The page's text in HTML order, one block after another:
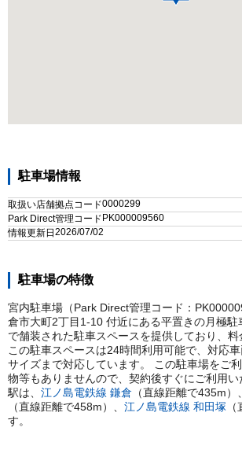
駐車場情報
取扱い店舗拠点コード0000299
Park Direct管理コード PK000009560
情報更新日 2026/07/02
駐車場の特徴
宮内駐車場（Park Direct管理コード：
倉市大町2丁目1-10 付近にある平置きの月極駐
で舗装された駐車スペースを提供しており、料
この駐車スペースは24時間利用可能で、対応
サイズまで対応しています。 この駐車場をご
物等もありませんので、契約後すぐにご利用い
駅は、 江ノ島電鉄線 鎌倉 （直線距離で435m）
（直線距離で458m） 江ノ島電鉄線 和田塚
す。